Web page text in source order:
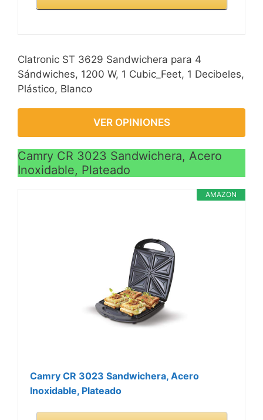
Clatronic ST 3629 Sandwichera para 4
Sándwiches, 1200 W, 1 Cubic_Feet, 1 Decibeles,
Plástico, Blanco
VER OPINIONES
Camry CR 3023 Sandwichera, Acero
Inoxidable, Plateado
AMAZON
Camry CR 3023 Sandwichera, Acero
Inoxidable, Plateado